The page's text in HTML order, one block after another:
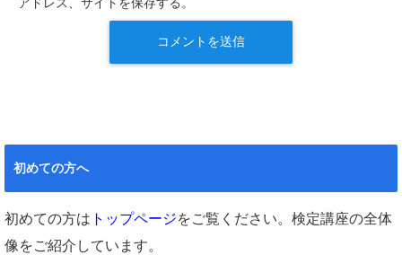
初めての方へ
初めての方は トップページをご覧ください。検定講座の全体
像をご紹介しています。